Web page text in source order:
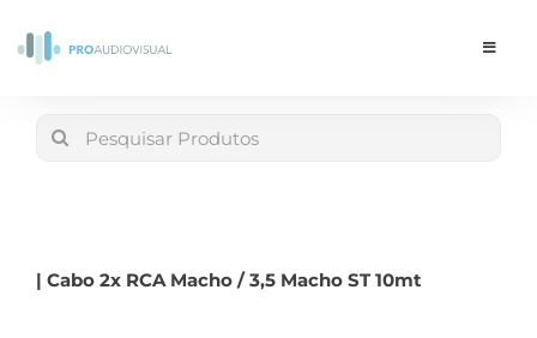
Toggle
Search
| Cabo 2x RCA Macho / 3,5 Macho ST 10mt